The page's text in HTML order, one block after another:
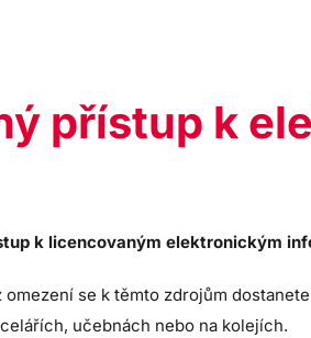
přístup k
k licencovaným elektronickým
omezení se k těmto zdrojům
učebnách nebo na kolejích.